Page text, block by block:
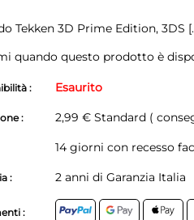
Tekken 3D Prime Edition, 3DS
quando questo prodotto è
: Esaurito
: 2,99 € Standard (
14 giorni con recesso
: 2 anni di Garanzia Italia
: